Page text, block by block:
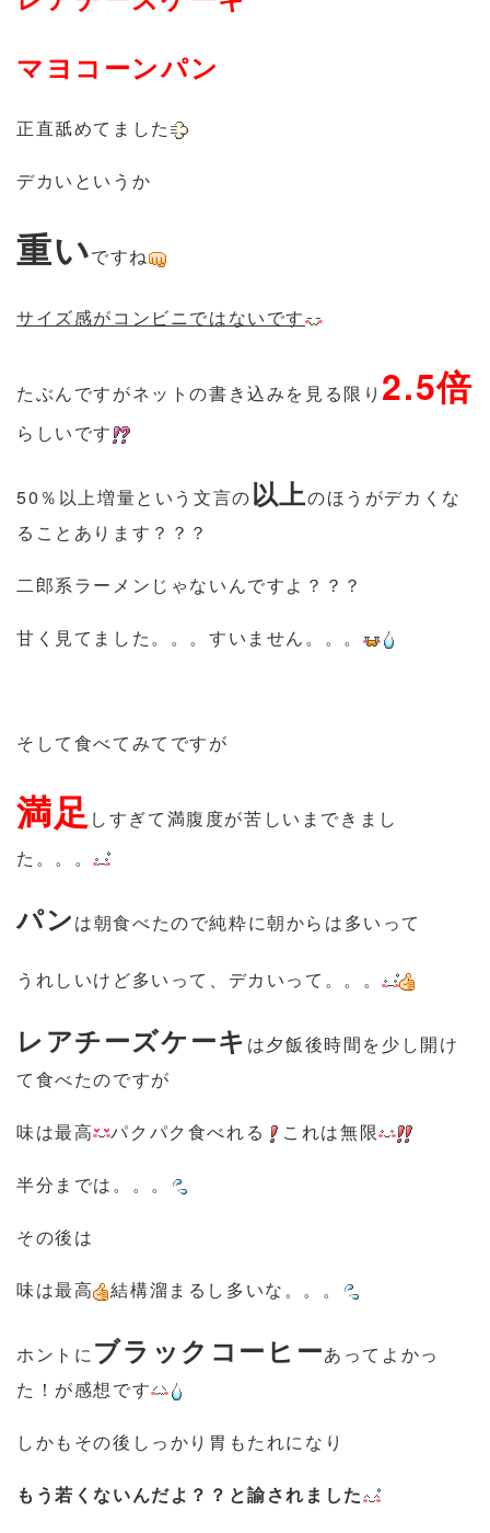
マヨコーンパン
正直舐めてました
デカいというか
重いですね
サイズ感がコンビニではないです
たぶんですがネットの書き込みを見る限り 2.5倍
らしいです
50％以上増量という文言の以上のほうがデカくな
ることあります？？？
二郎系ラーメンじゃないんですよ？？？
甘く見てました。。。すいません。。。
そして食べてみてですが
満足しすぎて満腹度が苦しいまできまし
た。。。
パンは朝食べたので純粋に朝からは多いって
うれしいけど多いって、デカいって。。。
レアチーズケーキ は夕飯後時間を少し開け
て食べたのですが
味は最高 パクパク食べれる これは無限
半分までは。。。
その後は
味は最高 結構溜まるし多いな。。。
ホントにブラックコーヒーあってよかっ
た！が感想です
しかもその後しっかり胃もたれになり
もう若くないんだよ？？と諭されました